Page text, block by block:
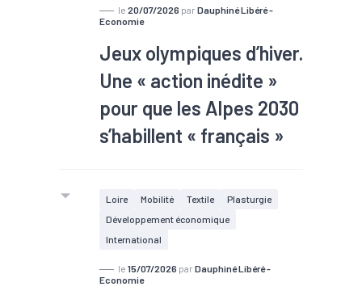
le 20/07/2026 par Dauphiné Libéré -
Economie
Jeux olympiques d’hiver.
Une « action inédite »
pour que les Alpes 2030
s’habillent « français »
Dans la perspective des Alpes
2030, des équipementiers vont être
choisis pour habiller l’équipe de
comité d’organisation ou encore les
Loire Mobilité Textile
Plasturgie
Développement économique
International
le 15/07/2026 par Dauphiné Libéré -
Economie